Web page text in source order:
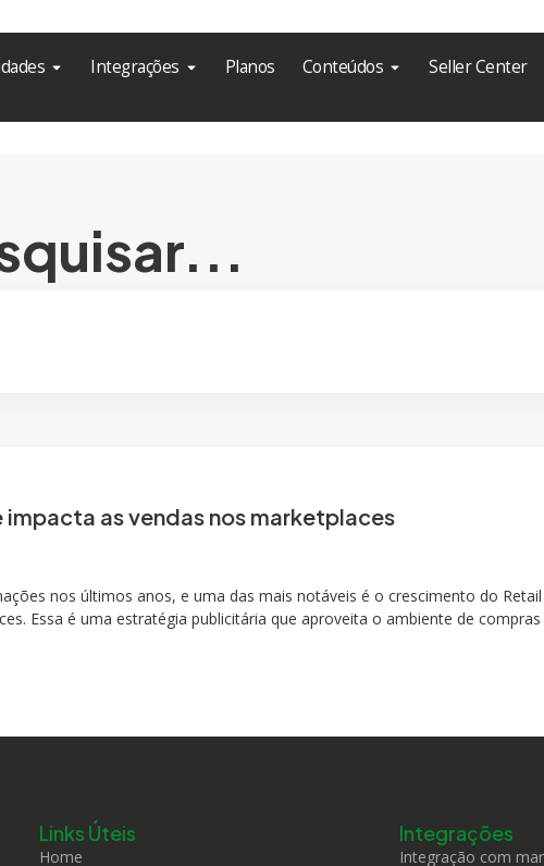
Integrações Planos Conteúdos Seller Center
impacta as vendas nos marketplaces
nos últimos anos, e uma das mais notáveis é o crescimento do
Essa é uma estratégia publicitária que aproveita o ambiente de
Links Úteis
Home
Integrações
Integração com